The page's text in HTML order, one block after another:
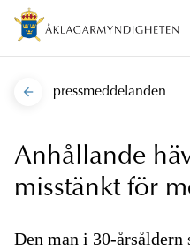
pressmeddelanden
Anhållande
misstänkt för
Den man i 30-årsåldern